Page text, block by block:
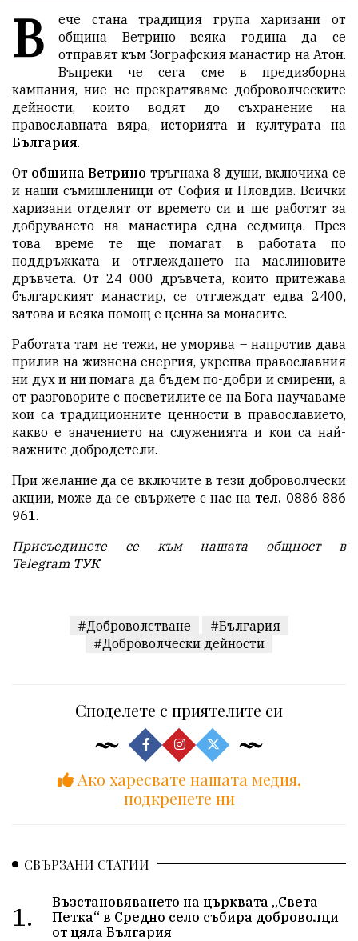
В
ече стана традиция група харизани от
община Ветрино всяка година да се
отправят към Зографския манастир на Атон.
Въпреки че сега сме в предизборна
кампания, ние не прекратяваме доброволческите
дейности, които водят до съхранение на
православната вяра, историята и културата на
България.
От община Ветрино тръгнаха 8 души, включиха се
и наши съмишленици от София и Пловдив. Всички
харизани отделят от времето си и ще работят за
добруването на манастира една седмица. През
това време те ще помагат в работата по
поддръжката и отглеждането на маслиновите
дръвчета. От 24 000 дръвчета, които притежава
българският манастир, се отглеждат едва 2400,
затова и всяка помощ е ценна за монасите.
Работата там не тежи, не уморява – напротив дава
прилив на жизнена енергия, укрепва православния
ни дух и ни помага да бъдем по-добри и смирени, а
от разговорите с посветилите се на Бога научаваме
кои са традиционните ценности в православието,
какво е значението на служенията и кои са най-
важните добродетели.
При желание да се включите в тези доброволчески
акции, може да се свържете с нас на тел. 0886 886
961 .
Присъединете се към нашата общност в
Telegram ТУК
#Доброволстване
#България
#Доброволчески дейности
Споделете с приятелите си
Ако харесвате нашата медия,
подкрепете ни
СВЪРЗАНИ СТАТИИ
1.
Възстановяването на църквата „Света
Петка“ в Средно село събира доброволци
от цяла България